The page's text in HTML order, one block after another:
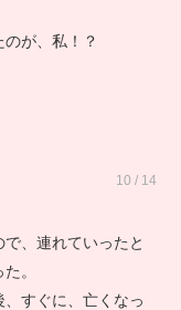
が、私！？
10 / 14
、連れていったと
。
すぐに、亡くなっ